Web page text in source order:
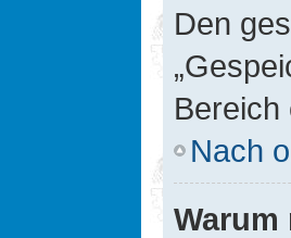
Den
Bereich
Nach